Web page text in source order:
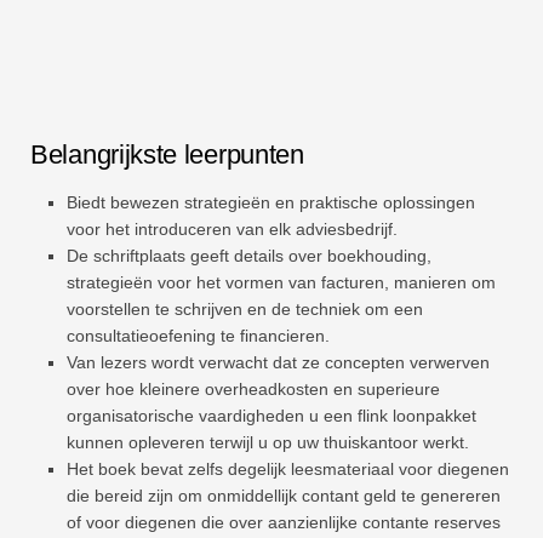
Belangrijkste leerpunten
Biedt bewezen strategieën en praktische oplossingen
voor het introduceren van elk adviesbedrijf.
De schriftplaats geeft details over boekhouding,
strategieën voor het vormen van facturen, manieren om
voorstellen te schrijven en de techniek om een ​​
consultatieoefening te financieren.
Van lezers wordt verwacht dat ze concepten verwerven
over hoe kleinere overheadkosten en superieure
organisatorische vaardigheden u een flink loonpakket
kunnen opleveren terwijl u op uw thuiskantoor werkt.
Het boek bevat zelfs degelijk leesmateriaal voor diegenen
die bereid zijn om onmiddellijk contant geld te genereren
of voor diegenen die over aanzienlijke contante reserves